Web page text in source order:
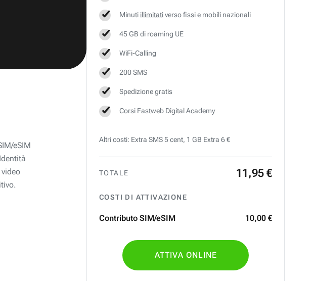
Minuti illimitativerso fissi e mobili nazionali
45 GB di roaming UE
WiFi-Calling
200 SMS
Spedizione gratis
Corsi Fastweb Digital Academy
Altri costi: Extra SMS 5 cent, 1 GB Extra 6 €
TOTALE 11 ,95 €
COSTI DI ATTIVAZIONE
Contributo SIM/eSIM 10,00 €
ATTIVA ONLINE
eSIM